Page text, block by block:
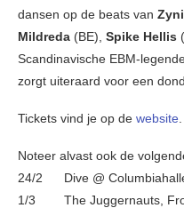
dansen op de beats van
Mildreda (BE), Spike Hellis
Scandinavische EBM-
zorgt uiteraard voor een
Tickets vind je op de website
Noteer alvast ook de
24/2 Dive @
1/3 The Juggernauts,